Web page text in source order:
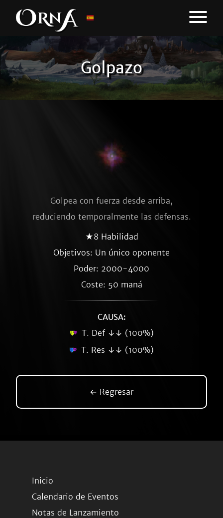
Golpazo
Golpea con fuerza desde arriba,
reduciendo temporalmente las defensas.
★8 Habilidad
Objetivos: Un único oponente
Poder: 2000-4000
Coste: 50 maná
CAUSA:
T. Def ↓↓ (100%)
T. Res ↓↓ (100%)
← Regresar
Inicio
Calendario de Eventos
Notas de Lanzamiento